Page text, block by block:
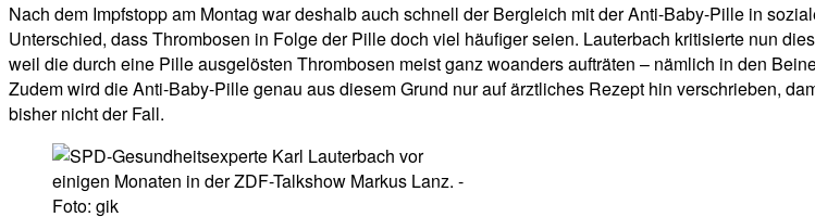
Nach dem Impfstopp am Montag war deshalb auch schnell der Bergleich mit der Anti-Baby-Pille in
Unterschied, dass Thrombosen in Folge der Pille doch viel häufiger seien. Lauterbach kritisierte nun
weil die durch eine Pille ausgelösten Thrombosen meist ganz woanders aufträten – nämlich in den
Zudem wird die Anti-Baby-Pille genau aus diesem Grund nur auf ärztliches Rezept hin verschrieben,
bisher nicht der Fall.